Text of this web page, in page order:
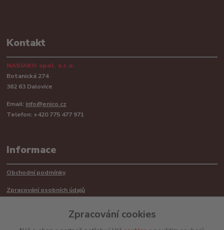
Kontakt
NASIAKO spol. s.r.o.
Botanická 274
362 63 Dalovice
Email: info@enico.cz
Telefon: +420 775 477 971
Informace
Obchodní podmínky
Zpracování osobních údajů
Zpracování cookies